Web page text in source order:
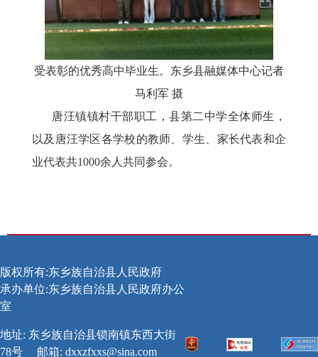
受表彰的优秀高中毕业生。东乡县融媒体中心记者
马利军 摄
唐汪镇镇村干部职工，县第二中学全体师生，
以及唐汪学区各学校的教师、学生、家长代表和企
业代表共1000余人共同参会。
版权所有:东乡族自治县人民政府
承办单位:东乡族自治县人民政府办公
室
地址: 东乡族自治县锁南镇东西大街
78号
邮箱: dxxzfxxs@sina.com